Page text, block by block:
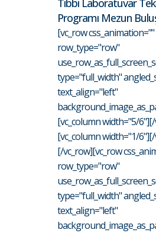
Tıbbi Laboratuvar
Programı Mezun
[vc_row css_animation=""
row_type="row"
type="full_width"
text_align="left"
[vc_column width="5/
[vc_column width="1/
[/vc_row][vc_row
row_type="row"
type="full_width"
text_align="left"